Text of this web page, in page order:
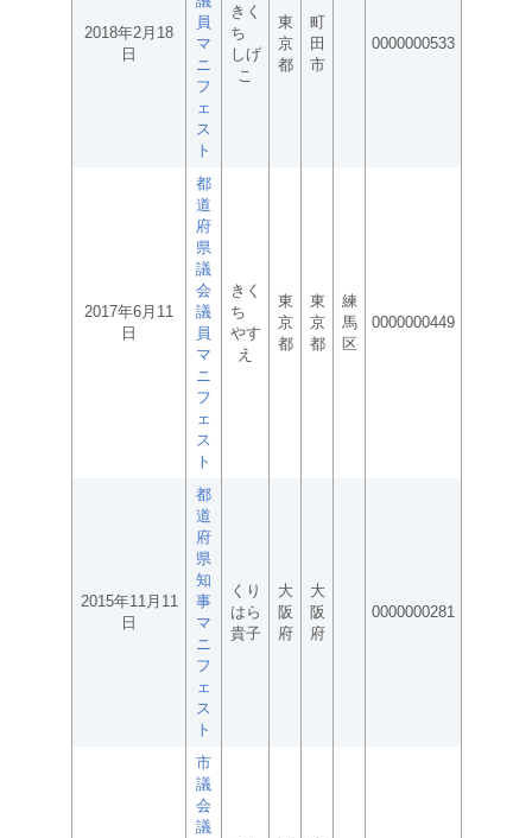
2018年2月18
日
員
マ
ニ
フ
ェ
ス
ト
きく
ち
しげ
こ
東
京
都
町
田
市
0000000533
2017年6月11
日
都
道
府
県
議
会
議
員
マ
ニ
フ
ェ
ス
ト
きく
ち
やす
え
東
京
都
東
京
都
練
馬
区
0000000449
2015年11月11
日
都
道
府
県
知
事
マ
ニ
フ
ェ
ス
ト
くり
はら
貴子
大
阪
府
大
阪
府
0000000281
市
議
会
議